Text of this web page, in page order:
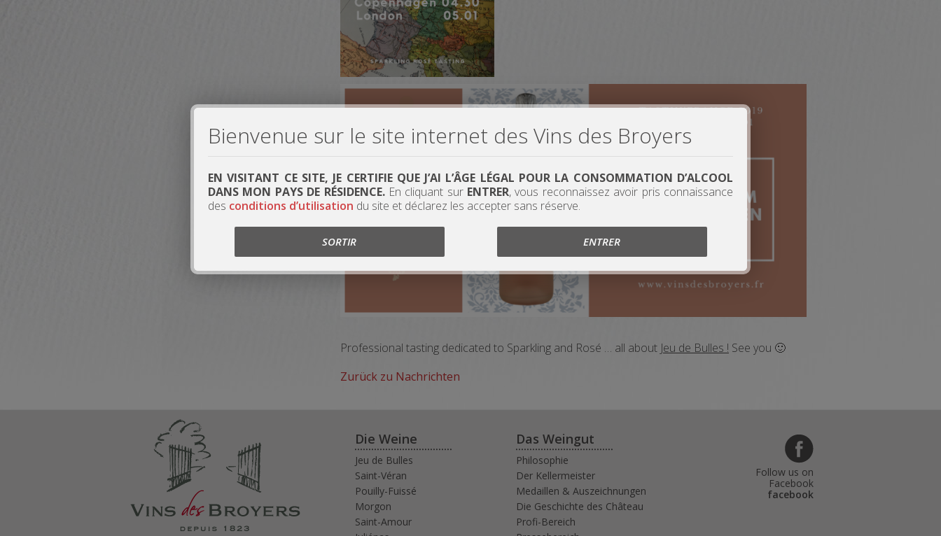
Professional tasting dedicated to Sparkling and Rosé … all about Jeu de Bulles ! See you 🙂
Zurück zu Nachrichten
Die Weine
Jeu de Bulles
Saint-Véran
Pouilly-Fuissé
Morgon
Saint-Amour
Das Weingut
Philosophie
Der Kellermeister
Medaillen & Auszeichnungen
Die Geschichte des Château
Profi-Bereich
Follow us on
Facebook
facebook
Bienvenue sur le site internet des Vins des Broyers
EN VISITANT CE SITE, JE CERTIFIE QUE J’AI L’ÂGE LÉGAL POUR LA CONSOMMATION D’ALCOOL
DANS MON PAYS DE RÉSIDENCE.En cliquant sur ENTRER, vous reconnaissez avoir pris connaissance
des conditions d’utilisation du site et déclarez les accepter sans réserve.
SORTIR ENTRER